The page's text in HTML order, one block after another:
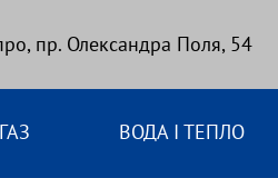
пр. Олександра Поля, 54
ГАЗ ВОДА І ТЕПЛО